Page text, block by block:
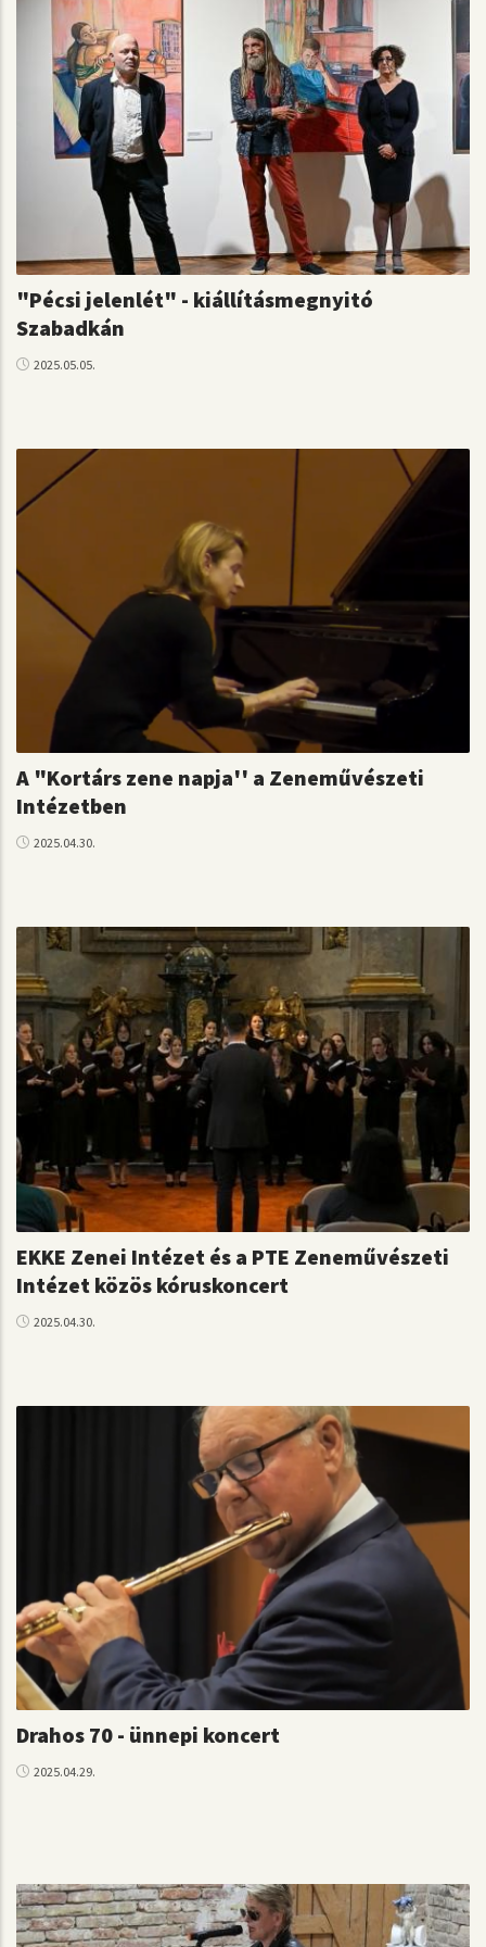
"Pécsi jelenlét" - kiállításmegnyitó
Szabadkán
2025.05.05.
A "Kortárs zene napja'' a Zeneművészeti
Intézetben
2025.04.30.
EKKE Zenei Intézet és a PTE Zeneművészeti
Intézet közös kóruskoncert
2025.04.30.
Drahos 70 - ünnepi koncert
2025.04.29.